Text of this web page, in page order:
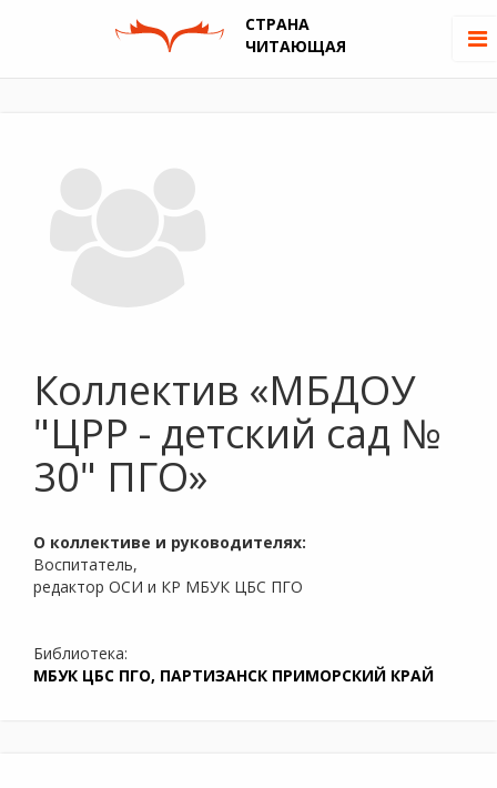
СТРАНА
ЧИТАЮЩАЯ
Коллектив «МБДОУ
"ЦРР - детский сад №
30" ПГО»
О коллективе и руководителях:
Воспитатель,
редактор ОСИ и КР МБУК ЦБС ПГО
Библиотека:
МБУК ЦБС ПГО, ПАРТИЗАНСК ПРИМОРСКИЙ КРАЙ